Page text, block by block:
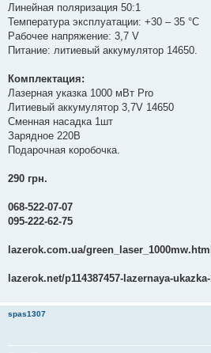
Линейная поляризация 50:1
Температура эксплуатации: +30 – 35 °С
Рабочее напряжение: 3,7 V
Питание: литиевый аккумулятор 14650.
Комплектация:
Лазерная указка 1000 мВт Pro
Литиевый аккумулятор 3,7V 14650
Сменная насадка 1шт
Зарядное 220В
Подарочная коробочка.
290 грн.
068-522-07-07
095-222-62-75
lazerok.com.ua/
lazerok.net/p114387457-lazernaya-
spas1307